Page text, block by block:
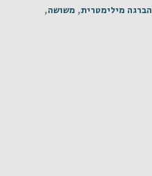
הברגה מילימטרית, משושה,